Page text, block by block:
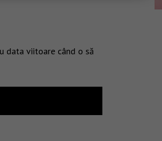
data viitoare când o să